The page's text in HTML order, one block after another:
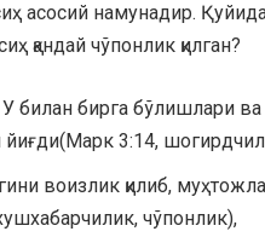
асосий намунадир.
қандай чўпонлик қилган?
билан бирга бўлишлари ва
3:14,
воизлик қилиб,
чўпонлик),